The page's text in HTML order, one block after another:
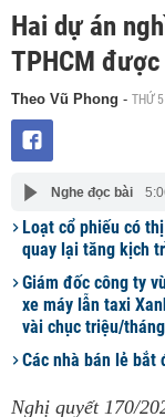
Hai dự án
TPHCM
Theo Vũ Phong - THỨ
Nghe đọc bài
Loạt cổ phiếu có
quay lại tăng kịch
Giám đốc công ty
xe máy lẫn taxi
vài chục triệu/
Các nhà bán lẻ bắt
Nghị quyết 170/